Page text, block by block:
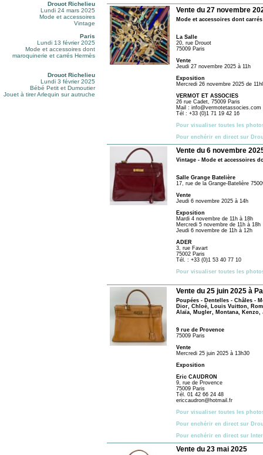
Drouot Richelieu
Lundi 24 mars 2025
Mode et accessoires
Vintage
Paris
Lundi 13 février 2025
Mode et accessoires dont
maroquinerie et carrés Hermès
Drouot Richelieu
Lundi 3 février 2025
Bébé Petit et Dumoutier
Jouet à tirer Arlequin sur autruche
Vente du 27 novembre
Mode et accessoires dont
La Salle
20, rue Drouot
75009 Paris
Vente
Jeudi 27 novembre 2025 à 11h
Exposition
Mercredi 26 novembre 2025 de
VERMOT ET ASSOCIES
26 rue Cadet, 75009 Paris
Mail : info@vermotetassocies.com
Tél : +33 (0)1 71 19 42 16
Pour visualiser toutes les
Pour enchérir en direct sur
Vente du 6 novembre
Vintage - Mode et accessoires
Salle Grange Batelière
17, rue de la Grange-Batelière
Vente
Jeudi 6 novembre 2025 à 14h
Exposition
Mardi 4 novembre de 11h à 18h
Mercredi 5 novembre de 11h à 18h
Jeudi 6 novembre de 11h à 12h
ADER
3, rue Favart
75002 Paris
Tél. : +33 (0)1 53 40 77 10
Pour visualiser toutes les
Vente du 25 juin 2025 à
Poupées - Dentelles - Châles -
Dior, Chloé, Louis Vuitton,
Alaïa, Mugler, Montana, Kenzo,
9 rue de Provence
75009 Paris
Vente
Mercredi 25 juin 2025 à 13h30
Exposition
Eric CAUDRON
9, rue de Provence
75009 Paris
Tél. 01 42 66 24 48
ericcaudron@hotmail.fr
Pour visualiser toutes les
Pour enchérir en direct sur
Pour enchérir en direct sur
Vente du 23 mai 2025